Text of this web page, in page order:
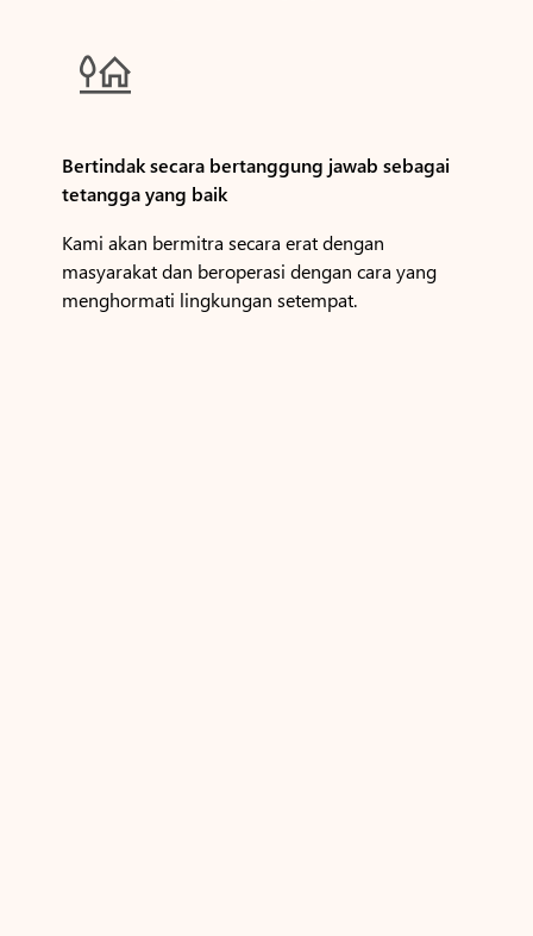

Bertindak secara bertanggung jawab sebagai
tetangga yang baik
Kami akan bermitra secara erat dengan
masyarakat dan beroperasi dengan cara yang
menghormati lingkungan setempat.